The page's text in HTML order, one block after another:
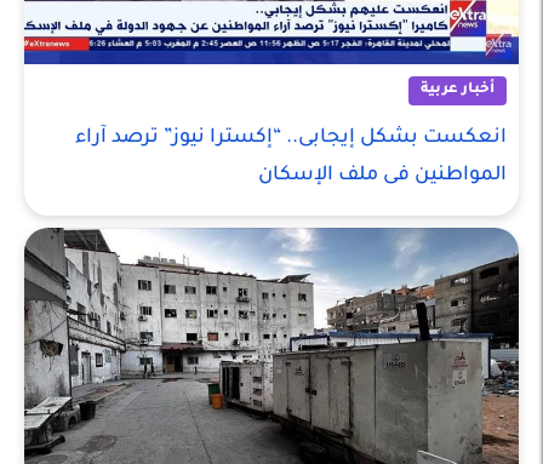
أخبار عربية
انعكست بشكل إيجابى.. “إكسترا نيوز” ترصد آراء
المواطنين فى ملف الإسكان